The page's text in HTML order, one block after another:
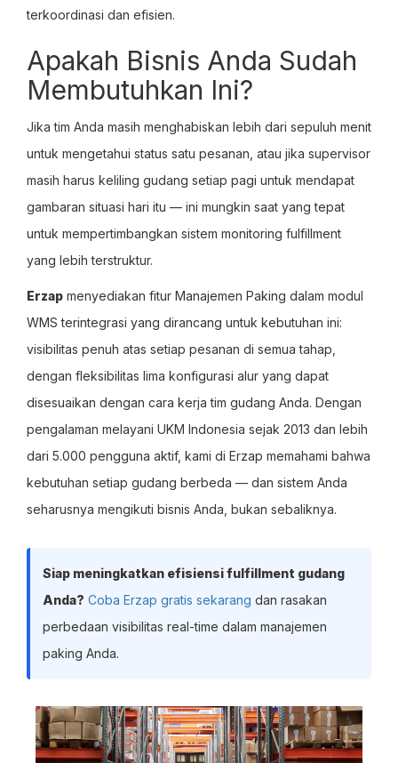
terkoordinasi dan efisien.
Apakah Bisnis Anda Sudah
Membutuhkan Ini?
Jika tim Anda masih menghabiskan lebih dari sepuluh menit
untuk mengetahui status satu pesanan, atau jika supervisor
masih harus keliling gudang setiap pagi untuk mendapat
gambaran situasi hari itu — ini mungkin saat yang tepat
untuk mempertimbangkan sistem monitoring fulfillment
yang lebih terstruktur.
Erzap menyediakan fitur Manajemen Paking dalam modul
WMS terintegrasi yang dirancang untuk kebutuhan ini:
visibilitas penuh atas setiap pesanan di semua tahap,
dengan fleksibilitas lima konfigurasi alur yang dapat
disesuaikan dengan cara kerja tim gudang Anda. Dengan
pengalaman melayani UKM Indonesia sejak 2013 dan lebih
dari 5.000 pengguna aktif, kami di Erzap memahami bahwa
kebutuhan setiap gudang berbeda — dan sistem Anda
seharusnya mengikuti bisnis Anda, bukan sebaliknya.
Siap meningkatkan efisiensi fulfillment gudang
Anda? Coba Erzap gratis sekarang dan rasakan
perbedaan visibilitas real-time dalam manajemen
paking Anda.